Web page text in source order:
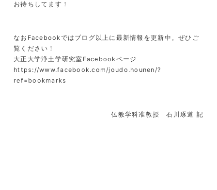
お待ちしてます！
なおFacebookではブログ以上に最新情報を更新中。ぜひご
覧ください！
大正大学浄土学研究室Facebookページ
https://www.facebook.com/joudo.hounen/?
ref=bookmarks
仏教学科准教授 石川琢道 記